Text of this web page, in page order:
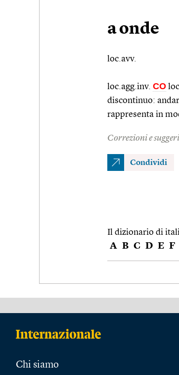
a onde
loc.avv.
loc.agg.inv. CO
discontinuo:
rappresenta in
Correzioni e
Condividi
Il dizionario di
A B C D E F
Chi siamo